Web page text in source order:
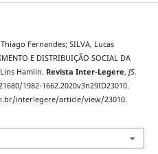
Fernandes; SILVA, Lucas
E DISTRIBUIÇÃO SOCIAL DA
Hamlin. Revista Inter-Legere, [S.
1982-1662.2020v3n29ID23010.
interlegere/article/view/23010.